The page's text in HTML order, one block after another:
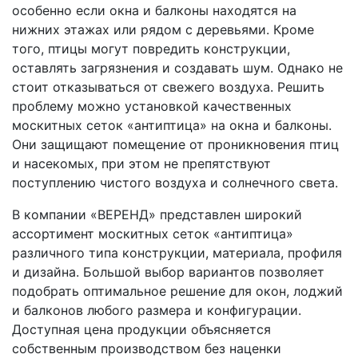
особенно если окна и балконы находятся на
нижних этажах или рядом с деревьями. Кроме
того, птицы могут повредить конструкции,
оставлять загрязнения и создавать шум. Однако не
стоит отказываться от свежего воздуха. Решить
проблему можно установкой качественных
москитных сеток «антиптица» на окна и балконы.
Они защищают помещение от проникновения птиц
и насекомых, при этом не препятствуют
поступлению чистого воздуха и солнечного света.
В компании «ВЕРЕНД» представлен широкий
ассортимент москитных сеток «антиптица»
различного типа конструкции, материала, профиля
и дизайна. Большой выбор вариантов позволяет
подобрать оптимальное решение для окон, лоджий
и балконов любого размера и конфигурации.
Доступная цена продукции объясняется
собственным производством без наценки